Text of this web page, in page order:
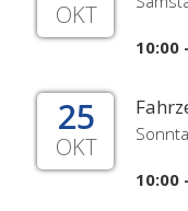
OKT
10:00
25
OKT
10:00